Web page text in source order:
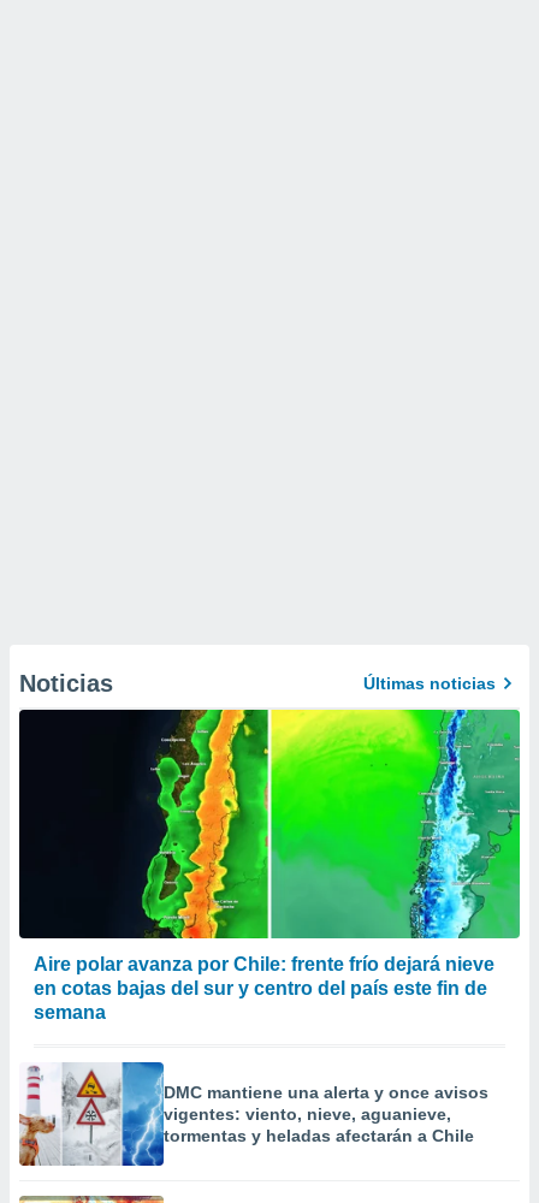
Noticias Últimas noticias
Aire polar avanza por Chile: frente frío dejará nieve
en cotas bajas del sur y centro del país este fin de
semana
DMC mantiene una alerta y once avisos
vigentes: viento, nieve, aguanieve,
tormentas y heladas afectarán a Chile